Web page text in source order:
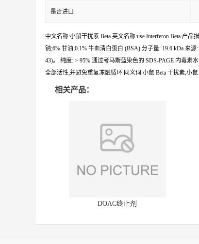
是否进口
中文名称:小鼠干扰素 Beta 英文名称:use Interferon Beta 产
钠;6% 甘油;0.1% 牛血清白蛋白 (BSA) 分子量: 19.6 kDa 来
43)。 纯度: > 95% 通过考马斯蓝染色的 SDS-PAGE 内毒素
全部活性,并避免重复冻融循环 同义词 小鼠 Beta 干扰素,小
相关产品：
DOAC终止剂